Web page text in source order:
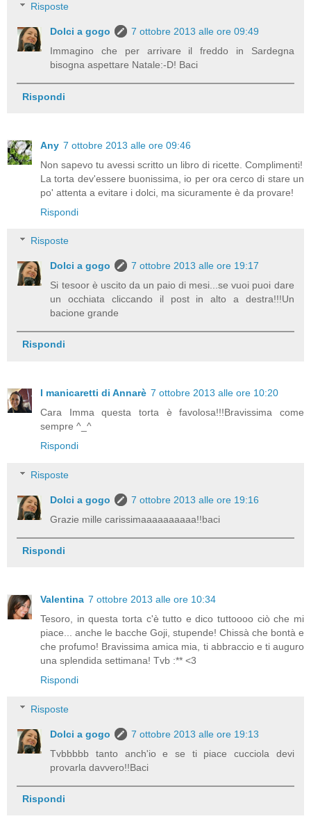
Risposte
Dolci a gogo
7 ottobre 2013 alle ore 09:49
Immagino che per arrivare il freddo in Sardegna
bisogna aspettare Natale:-D! Baci
Rispondi
Any 7 ottobre 2013 alle ore 09:46
Non sapevo tu avessi scritto un libro di ricette. Complimenti!
La torta dev'essere buonissima, io per ora cerco di stare un
po' attenta a evitare i dolci, ma sicuramente è da provare!
Rispondi
Risposte
Dolci a gogo
7 ottobre 2013 alle ore 19:17
Si tesoor è uscito da un paio di mesi...se vuoi puoi dare
un occhiata cliccando il post in alto a destra!!!Un
bacione grande
Rispondi
I manicaretti di Annarè 7 ottobre 2013 alle ore 10:20
Cara Imma questa torta è favolosa!!!Bravissima come
sempre ^_^
Rispondi
Risposte
Dolci a gogo
7 ottobre 2013 alle ore 19:16
Grazie mille carissimaaaaaaaaaa!!baci
Rispondi
Valentina 7 ottobre 2013 alle ore 10:34
Tesoro, in questa torta c'è tutto e dico tuttoooo ciò che mi
piace... anche le bacche Goji, stupende! Chissà che bontà e
che profumo! Bravissima amica mia, ti abbraccio e ti auguro
una splendida settimana! Tvb :** <3
Rispondi
Risposte
Dolci a gogo
7 ottobre 2013 alle ore 19:13
Tvbbbbb tanto anch'io e se ti piace cucciola devi
provarla davvero!!Baci
Rispondi